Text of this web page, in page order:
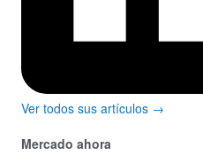
Ver todos sus artículos →
Mercado ahora